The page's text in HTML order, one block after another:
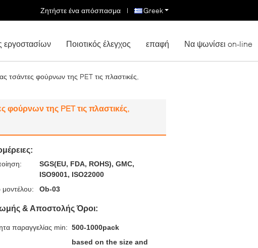
Greek
Ζητήστε ένα απόσπασμα |
εργοστασίων Ποιοτικός έλεγχος επαφή Να ψωνίσει on-line
τσάντες φούρνων της PET τις πλαστικές,
φούρνων της PET τις πλαστικές,
SGS(EU, FDA, ROHS), GMC,
ISO9001, ISO22000
μοντέλου:
Ob-03
& Αποστολής Όροι:
παραγγελίας min: 500-1000pack
based on the size and